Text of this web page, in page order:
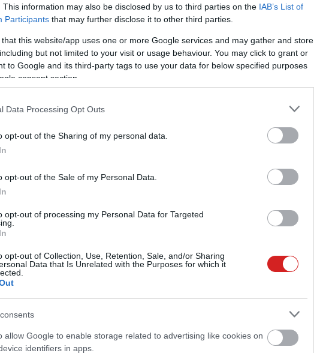
This information may also be disclosed by us to third parties on the IAB’s List of
Participants that may further disclose it to other third parties.
that this website/app uses one or more Google services and may gather and store
but not limited to your visit or usage behaviour. You may click to grant or
to Google and its third-party tags to use your data for below specified purposes
consent section.
Data Processing Opt Outs
opt-out of the Sharing of my personal data.
opt-out of the Sale of my Personal Data.
opt-out of processing my Personal Data for Targeted
opt-out of Collection, Use, Retention, Sale, and/or Sharing
Data that Is Unrelated with the Purposes for which it
allow Google to enable storage related to advertising like cookies on
identifiers in apps.
kezében van a kontroll, így leragasztani sem
és az iOS egyaránt egyre nagyobb mértékben
jó dolog, hogy olyan alternatíva is van a piacon,
új balatoni kardioösvény (X)
#biztonság
ZÖLD PÁLYA
GS HÍREK